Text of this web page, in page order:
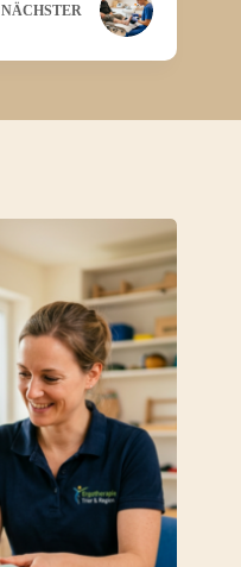
NÄCHSTER